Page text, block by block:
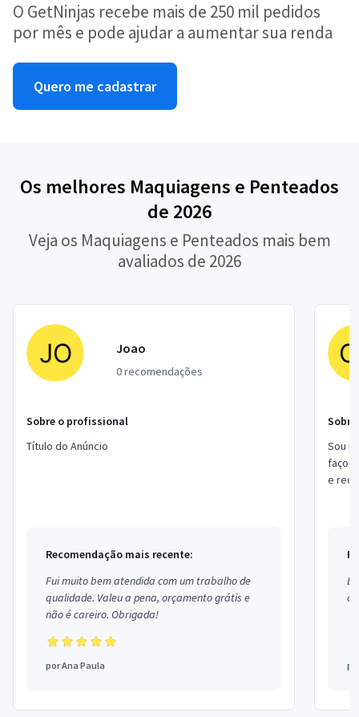
O GetNinjas recebe mais de 250 mil pedidos
por mês e pode ajudar a aumentar sua renda
Quero me cadastrar
Os melhores Maquiagens e Penteados
de 2026
Veja os Maquiagens e Penteados mais bem
avaliados de 2026
Joao
0 recomendações
Sobre o profissional
Título do Anúncio
Recomendação mais recente:
Fui muito bem atendida com um trabalho de
qualidade. Valeu a pena, orçamento grátis e
não é careiro. Obrigada!
porAna Paula
Sou
faço
e